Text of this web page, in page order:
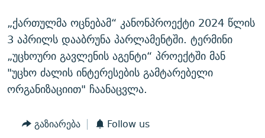
„ქართულმა ოცნებამ“ კანონპროექტი 2024 წლის
3 აპრილს დააბრუნა პარლამენტში. ტერმინი
„უცხოური გავლენის აგენტი“ პროექტში მან
"უცხო ძალის ინტერესების გამტარებელი
ორგანიზაციით" ჩაანაცვლა.
გაზიარება Follow us